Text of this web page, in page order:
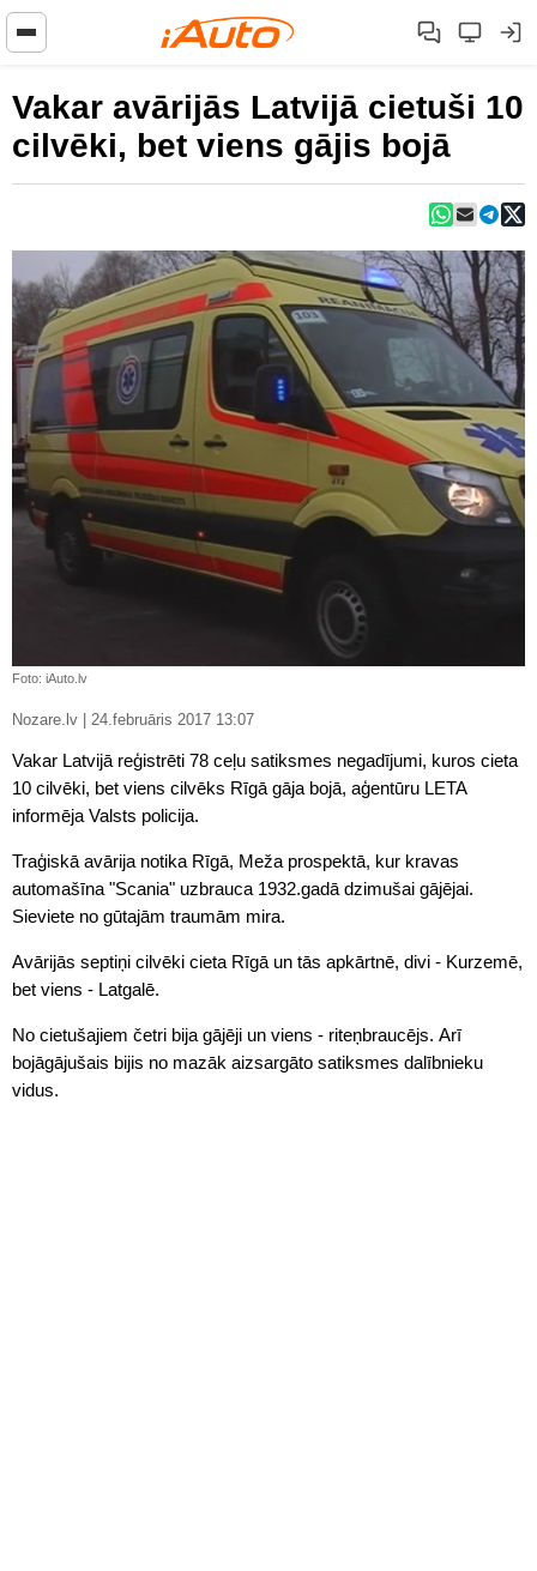
Vakar avārijās Latvijā cietuši 10
cilvēki, bet viens gājis bojā
Foto: iAuto.lv
Nozare.lv | 24.februāris 2017 13:07
Vakar Latvijā reģistrēti 78 ceļu satiksmes negadījumi, kuros cieta
10 cilvēki, bet viens cilvēks Rīgā gāja bojā, aģentūru LETA
informēja Valsts policija.
Traģiskā avārija notika Rīgā, Meža prospektā, kur kravas
automašīna "Scania" uzbrauca 1932.gadā dzimušai gājējai.
Sieviete no gūtajām traumām mira.
Avārijās septiņi cilvēki cieta Rīgā un tās apkārtnē, divi - Kurzemē,
bet viens - Latgalē.
No cietušajiem četri bija gājēji un viens - riteņbraucējs. Arī
bojāgājušais bijis no mazāk aizsargāto satiksmes dalībnieku
vidus.